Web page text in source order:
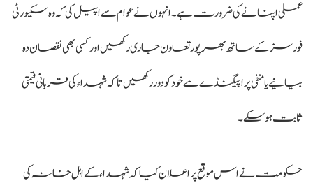
عملی اپنانے کی ضرورت ہے۔ انہوں نے عوام سے اپیل کی کہ وہ سکیورٹی
فورسز کے ساتھ بھرپور تعاون جاری رکھیں اور کسی بھی نقصان دہ
بیانیے یا منفی پراپیگنڈے سے خود کو دور رکھیں تاکہ شہداء کی قربانی قیمتی
ثابت ہو سکے۔
حکومت نے اس موقع پر اعلان کیا کہ شہداء کے اہل خانہ کی